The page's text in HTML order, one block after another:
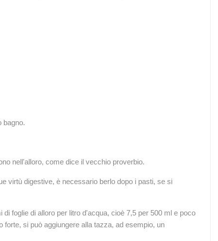
bagno.
nell'alloro, come dice il vecchio proverbio.
virtù digestive, è necessario berlo dopo i pasti, se si
foglie di alloro per litro d'acqua, cioè 7,5 per 500 ml e poco
forte, si può aggiungere alla tazza, ad esempio, un